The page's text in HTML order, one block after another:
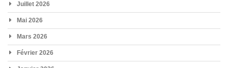
Juillet 2026
Mai 2026
Mars 2026
Février 2026